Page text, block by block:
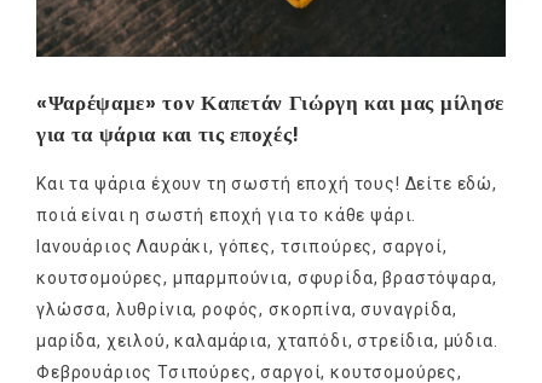
«Ψαρέψαμε» τον Καπετάν Γιώργη και μας μίλησε
για τα ψάρια και τις εποχές!
Και τα ψάρια έχουν τη σωστή εποχή τους! Δείτε εδώ,
ποιά είναι η σωστή εποχή για το κάθε ψάρι.
Ιανουάριος Λαυράκι, γόπες, τσιπούρες, σαργοί,
κουτσομούρες, μπαρμπούνια, σφυρίδα, βραστόψαρα,
γλώσσα, λυθρίνια, ροφός, σκορπίνα, συναγρίδα,
μαρίδα, χειλού, καλαμάρια, χταπόδι, στρείδια, μύδια.
Φεβρουάριος Τσιπούρες, σαργοί, κουτσομούρες,